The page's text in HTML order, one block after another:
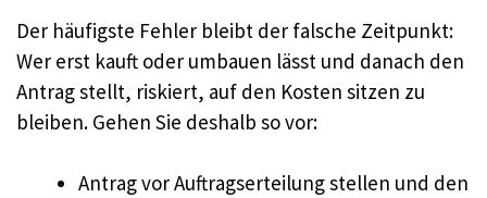
Der häufigste Fehler bleibt der falsche Zeitpunkt:
Wer erst kauft oder umbauen lässt und danach den
Antrag stellt, riskiert, auf den Kosten sitzen zu
bleiben. Gehen Sie deshalb so vor:
Antrag vor Auftragserteilung stellen und den